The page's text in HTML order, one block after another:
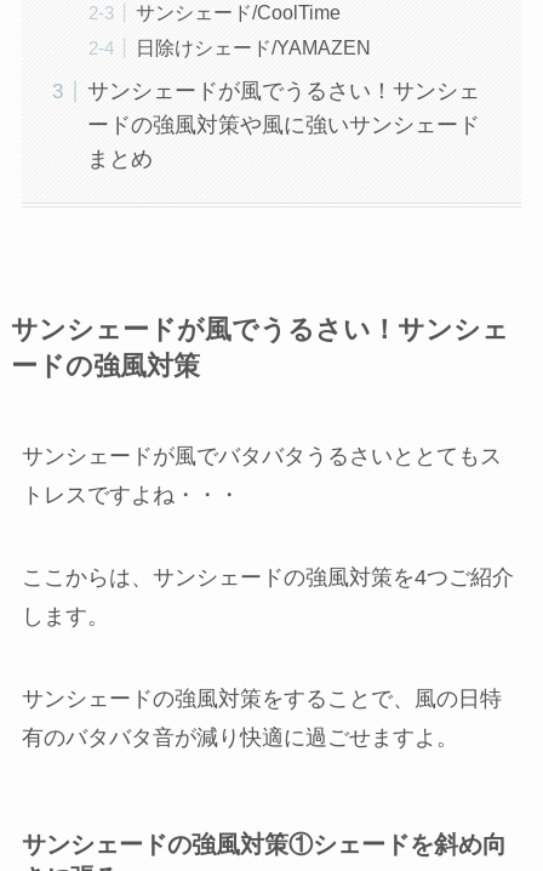
サンシェード/CoolTime
日除けシェード/YAMAZEN
サンシェードが風でうるさい！サンシェ
ードの強風対策や風に強いサンシェード
まとめ
サンシェードが風でうるさい！サンシェ
ードの強風対策
サンシェードが風でバタバタうるさいととてもス
トレスですよね・・・
ここからは、サンシェードの強風対策を4つご紹介
します。
サンシェードの強風対策をすることで、風の日特
有のバタバタ音が減り快適に過ごせますよ。
サンシェードの強風対策①シェードを斜め向